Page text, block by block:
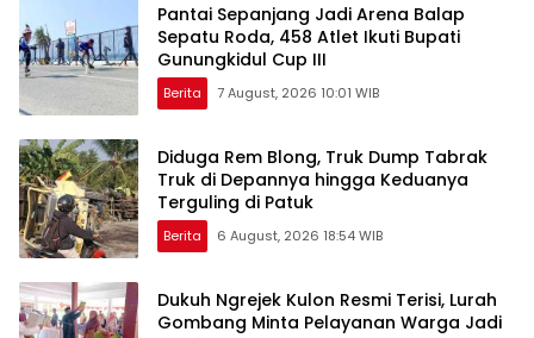
Pantai Sepanjang Jadi Arena Balap
Sepatu Roda, 458 Atlet Ikuti Bupati
Gunungkidul Cup III
Berita 7 August, 2026 10:01 WIB
Diduga Rem Blong, Truk Dump Tabrak
Truk di Depannya hingga Keduanya
Terguling di Patuk
Berita 6 August, 2026 18:54 WIB
Dukuh Ngrejek Kulon Resmi Terisi, Lurah
Gombang Minta Pelayanan Warga Jadi